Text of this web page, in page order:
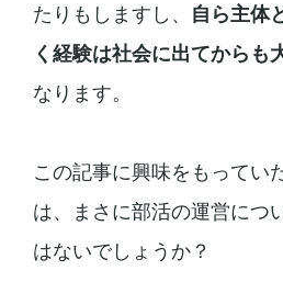
たりもしますし、
自ら主体
く経験は社会に出てからも
なります。
この記事に興味をもってい
は、まさに部活の運営につ
はないでしょうか？